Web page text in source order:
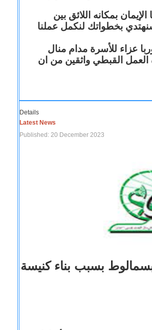
بمكانه اللائق بين
بخطواتك لنكمل عملنا
عزاء للأسرة مدام منال
العمل القبطي واثقين من ان
Details
Latest News
Published: 20 December 2023
بسبب بناء كنيسة